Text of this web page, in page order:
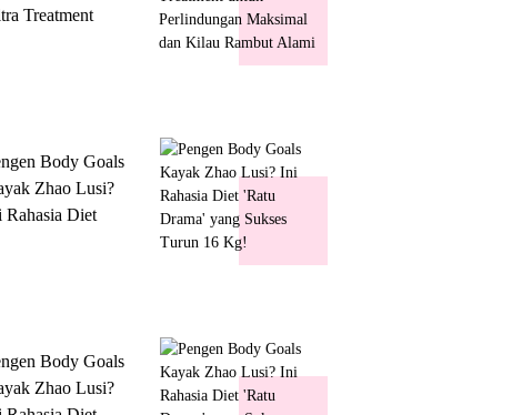
Treatment
Body Goals
Zhao Lusi?
Rahasia Diet
Body Goals
Zhao Lusi?